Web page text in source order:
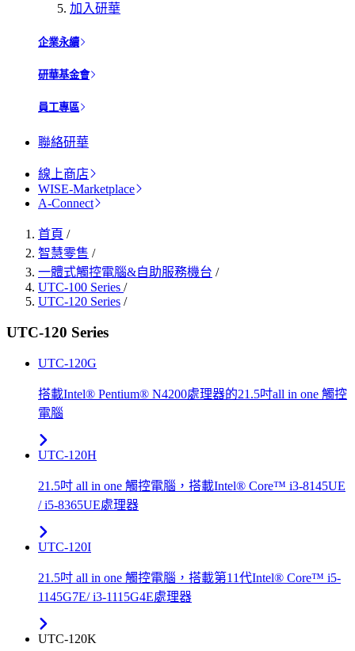
加入研華
企業永續
研華基金會
員工專區
聯絡研華
線上商店
WISE-Marketplace
A-Connect
首頁 /
智慧零售 /
一體式觸控電腦&自助服務機台 /
UTC-100 Series /
UTC-120 Series /
UTC-120 Series
UTC-120G
搭載Intel® Pentium® N4200處理器的21.5吋all in one 觸控
電腦
UTC-120H
21.5吋 all in one 觸控電腦，搭載Intel® Core™ i3-8145UE
/ i5-8365UE處理器
UTC-120I
21.5吋 all in one 觸控電腦，搭載第11代Intel® Core™ i5-
1145G7E/ i3-1115G4E處理器
UTC-120K